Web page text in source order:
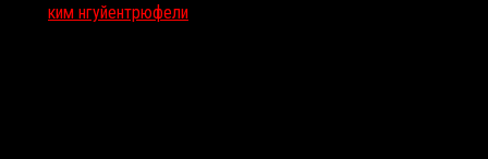
ким нгуйентрюфели